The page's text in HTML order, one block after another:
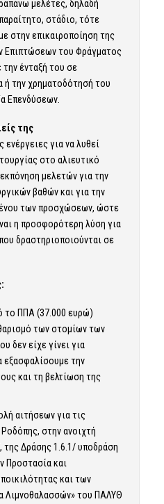
μελέτες, δηλαδή
στάδιο, τότε
στην επικαιροποίηση της
Επιπτώσεων του Φράγματος
την ένταξή του σε
ή την χρηματοδότησή του
Επενδύσεων.
της
ενέργειες για να λυθεί
στο αλιευτικό
μελετών για την
βαθών και για την
των προσχώσεων, ώστε
η προσφορότερη λύση για
δραστηριοποιούνται σε
το ΠΠΑ (37.000 ευρώ)
των στομίων των
δεν είχε γίνει για
εξασφαλίσουμε την
και τη βελτίωση της
αιτήσεων για τις
στην ανοιχτή
Δράσης 1.6.1/ υποδράση
Προστασία και
και των
Λιμνοθαλασσών» του ΠΑΛΥΘ